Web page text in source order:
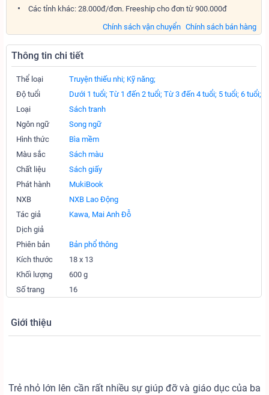
Các tỉnh khác: 28.000đ/đơn. Freeship cho đơn từ 900.000đ
Chính sách bán hàng
Chính sách vận chuyển
Thông tin chi tiết
Thể loại Truyện thiếu nhi; Kỹ năng;
Độ tuổi
Dưới 1 tuổi; Từ 1 đến 2 tuổi; Từ 3 đến 4 tuổi; 5 tuổi; 6 tuổi;
Loại
Sách tranh
Ngôn ngữ
Song ngữ
Hình thức
Bìa mềm
Màu sắc
Sách màu
Chất liệu
Sách giấy
Phát hành
MukiBook
NXB
NXB Lao Động
Tác giả
Kawa, Mai Anh Đỗ
Dịch giả
Phiên bản
Bản phổ thông
Kích thước
18 x 13
Khối lượng
600 g
Số trang
16
Giới thiệu
Trẻ nhỏ lớn lên cần rất nhiều sự giúp đỡ và giáo dục của ba